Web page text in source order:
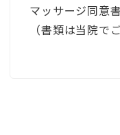
マッサージ同意
（書類は当院で